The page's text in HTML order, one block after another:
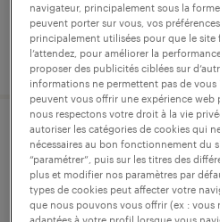
publié le 27 mai 2026
décolleteur confirmé
(h/f)
marnaz, haute-savoie
navigateur, principalement sous la
peuvent porter sur vous, vos
principalement utilisées pour que le
l’attendez, pour améliorer la
proposer des publicités ciblées sur
informations ne permettent pas de
peuvent vous offrir une expérience web
nous respectons votre droit à la vie
autoriser les catégories de cookies qui
nécessaires au bon fonctionnement du
“paramétrer”, puis sur les titres des
plus et modifier nos paramètres par
types de cookies peut affecter votre
que nous pouvons vous offrir (ex : vous
adaptées à votre profil lorsque vous